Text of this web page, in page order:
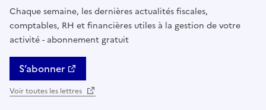
Chaque semaine, les dernières actualités fiscales,
comptables, RH et financières utiles à la gestion de votre
activité - abonnement gratuit
S’abonner
Voir toutes les lettres